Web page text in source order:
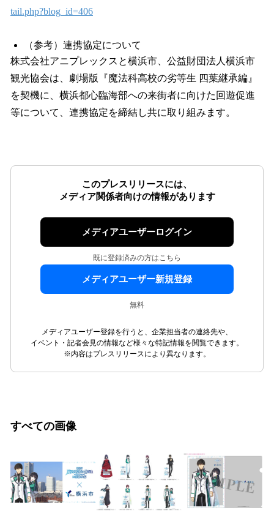
tail.php?blog_id=406
（参考）連携協定について
株式会社アニプレックスと横浜市、公益財団法人横浜市
観光協会は、劇場版『魔法科高校の劣等生 四葉継承編』
を契機に、横浜都心臨海部への来街者に向けた回遊促進
等について、連携協定を締結し共に取り組みます。
このプレスリリースには、
メディア関係者向けの情報があります
メディアユーザーログイン
既に登録済みの方はこちら
メディアユーザー新規登録
無料
メディアユーザー登録を行うと、企業担当者の連絡先や、
イベント・記者会見の情報など様々な特記情報を閲覧できます。
※内容はプレスリリースにより異なります。
すべての画像